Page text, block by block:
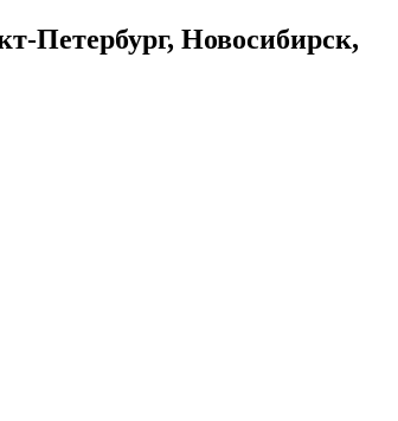
Петербург, Новосибирск,